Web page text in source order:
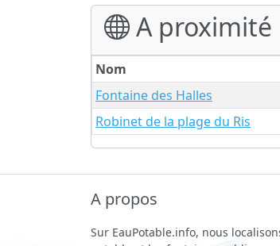
A proximité
Nom
Fontaine des Halles
Robinet de la plage du Ris
A propos
Sur EauPotable.info, nous